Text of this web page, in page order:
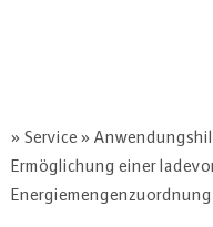
Service
Ermöglichung einer